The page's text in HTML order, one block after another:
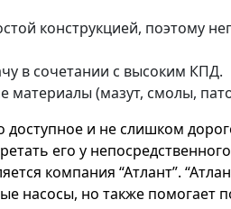
конструкцией, поэтому
в сочетании с высоким КПД.
материалы (мазут, смолы,
доступное и не слишком
его у непосредственного
компания “Атлант”.
насосы, но также помогает